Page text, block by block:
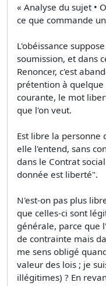
« Analyse du sujet •
ce que commande
L'obéissance
soumission, et dans
Renoncer, c'est
prétention à quelque
courante, le mot
que l'on veut.
Est libre la personne
elle l'entend, sans
dans le Contrat
donnée est liberté".
N'est-on pas plus
que celles-ci sont
générale, parce que
de contrainte mais
me sens obligé
valeur des lois ; je
illégitimes) ? En